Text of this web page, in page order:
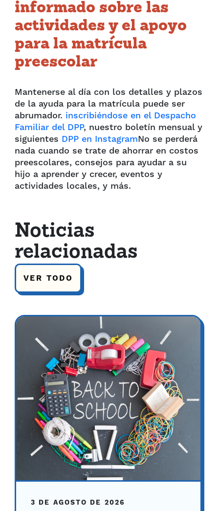
informado sobre las
actividades y el apoyo
para la matrícula
preescolar
Mantenerse al día con los detalles y plazos
de la ayuda para la matrícula puede ser
abrumador. inscribiéndose en el Despacho
Familiar del DPP, nuestro boletín mensual y
siguientes DPP en InstagramNo se perderá
nada cuando se trate de ahorrar en costos
preescolares, consejos para ayudar a su
hijo a aprender y crecer, eventos y
actividades locales, y más.
Noticias
relacionadas
VER TODO
3 DE AGOSTO DE 2026